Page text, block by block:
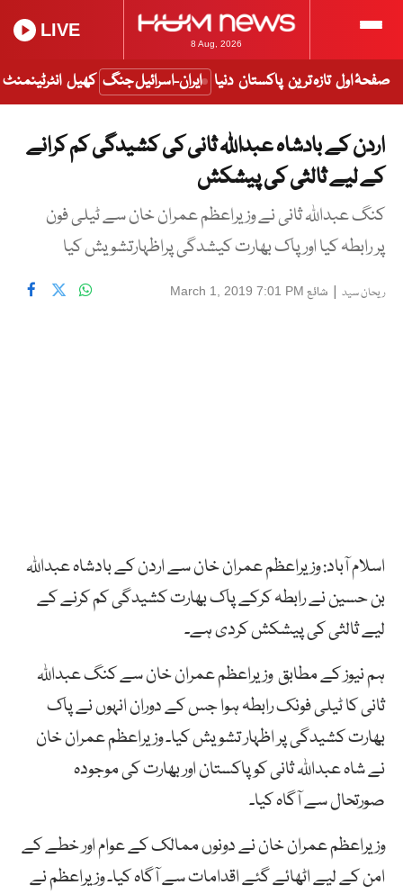
8 Aug, 2026
LIVE
صفحۂ اول تازہ ترین پاکستان دنیا ایران-اسرائیل جنگ کھیل انٹرٹینمنٹ
اردن کے بادشاہ عبداللہ ثانی کی کشیدگی کم کرانے
کے لیے ثالثی کی پیشکش
کنگ عبداللہ ثانی نے وزیراعظم عمران خان سے ٹیلی فون
پر رابطہ کیا اورپاک بھارت کیشدگی پراظہارتشویش کیا
ریحان سید | شائع March 1, 2019 7:01 PM
اسلام آباد: وزیراعظم عمران خان سے اردن کے بادشاہ عبداللہ
بن حسین نے رابطہ کرکے پاک بھارت کشیدگی کم کرنے کے
لیے ثالثی کی پیشکش کردی ہے۔
ہم نیوز کے مطابق وزیراعظم عمران خان سے کنگ عبداللہ
ثانی کا ٹیلی فونک رابطہ ہوا جس کے دوران انہوں نے پاک
بھارت کشیدگی پر اظہار تشویش کیا۔ وزیراعظم عمران خان
نے شاہ عبداللہ ثانی کو پاکستان اور بھارت کی موجودہ
صورتحال سے آگاہ کیا۔
وزیراعظم عمران خان نے دونوں ممالک کے عوام اور خطے کے
امن کے لیے اٹھائے گئے اقدامات سے آگاہ کیا۔ وزیراعظم نے